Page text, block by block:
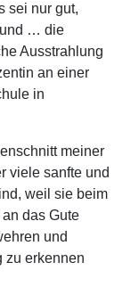
sei nur gut,
… die
Ausstrahlung
an einer
in
meiner
viele sanfte und
weil sie beim
das Gute
und
zu erkennen